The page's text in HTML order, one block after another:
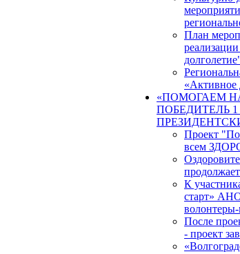
План
«Активное
«ПОМОГАЕМ
ПОБЕДИТЕЛЬ 1
Проект
всем
К
старт»
После
- проект